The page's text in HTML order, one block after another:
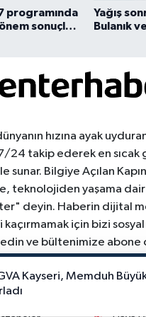
programında
sonuçları
Yağış
Bulanık
hızına ayak
24 takip ederek en sıcak
sunar. Bilgiye Açılan
teknolojiden yaşama dair
deyin. Haberin dijital
kaçırmamak için bizi
edin ve bültenimize abone
Kayseri, Memduh